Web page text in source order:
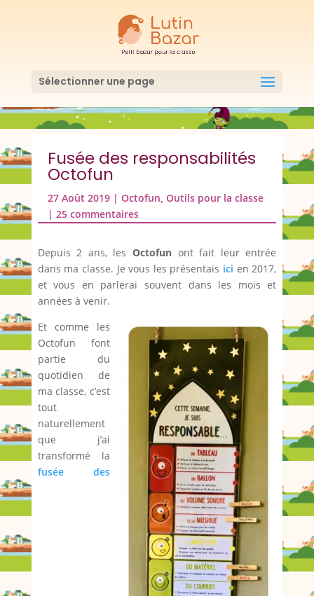
Sélectionner une page
Fusée des responsabilités
Octofun
27 Août 2019| Octofun, Outils pour la classe
| 25 commentaires
Depuis 2 ans, les Octofun ont fait leur entrée
dans ma classe. Je vous les présentais ici en 2017,
et vous en parlerai souvent dans les mois et
années à venir.
Et comme les
Octofun font
partie du
quotidien de
ma classe, c’est
tout
naturellement
que j’ai
transformé la
fusée des